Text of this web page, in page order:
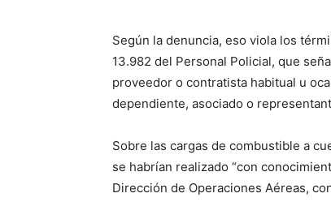
Según la denuncia, eso viola los
13.982 del Personal Policial, que
proveedor o contratista habitual u
dependiente, asociado o
Sobre las cargas de combustible a
se habrían realizado “con
Dirección de Operaciones Aéreas,